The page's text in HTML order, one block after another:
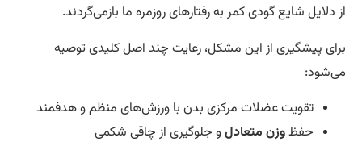
دلایل شایع گودی کمر به رفتارهای روزمره ما بازمی‌گردند.
پیشگیری از این مشکل، رعایت چند اصل کلیدی توصیه
تقویت عضلات مرکزی بدن با ورزش‌های منظم و هدفمند
حفظوزن متعادلو جلوگیری از چاقی شکمی